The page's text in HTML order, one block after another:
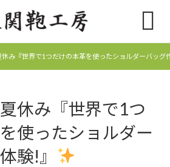

み『世界で1つだけの本革を使ったショルダーバッグ
休み『世界で1つ
使ったショルダー
験!』